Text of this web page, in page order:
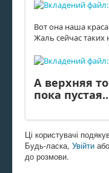
Вот она наша
Жаль сейчас таких
А верхняя
пока
Ці користувачі
Будь-ласка, Увійти або
до розмови.